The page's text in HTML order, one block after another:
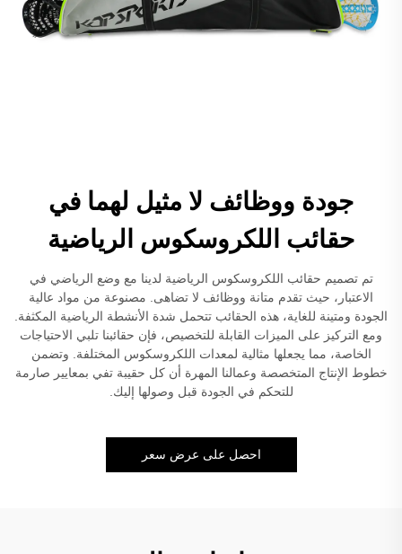
جودة ووظائف لا مثيل لهما في
حقائب اللكروسكوس الرياضية
تم تصميم حقائب اللكروسكوس الرياضية لدينا مع وضع الرياضي في
الاعتبار، حيث تقدم متانة ووظائف لا تضاهى. مصنوعة من مواد عالية
الجودة ومتينة للغاية، هذه الحقائب تتحمل شدة الأنشطة الرياضية المكثفة.
ومع التركيز على الميزات القابلة للتخصيص، فإن حقائبنا تلبي الاحتياجات
الخاصة، مما يجعلها مثالية لمعدات اللكروسكوس المختلفة. وتضمن
خطوط الإنتاج المتخصصة وعمالنا المهرة أن كل حقيبة تفي بمعايير صارمة
للتحكم في الجودة قبل وصولها إليك.
احصل على عرض سعر